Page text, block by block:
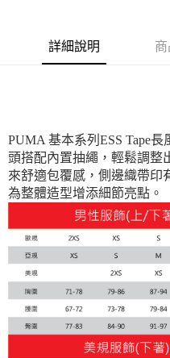
付款後7-11取貨
每筆NT$100，滿NT$1,800(含
宅配貨到付款(離島恕不配送)
每筆NT$180
詳細說明
PUMA 基本系列ESS Tape
頭搭配內置抽繩，輕鬆調整
來舒適包覆感，側邊織帶印
為整體造型增添細節亮點。